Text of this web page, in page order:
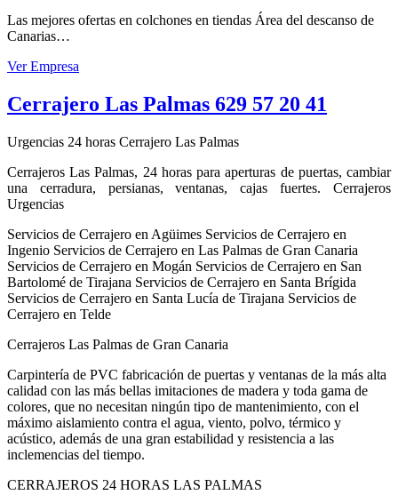
Las mejores ofertas en colchones en tiendas Área del descanso de
Canarias…
Ver Empresa
Cerrajero Las Palmas 629 57 20 41
Urgencias 24 horas Cerrajero Las Palmas
Cerrajeros Las Palmas, 24 horas para aperturas de puertas, cambiar
una cerradura, persianas, ventanas, cajas fuertes. Cerrajeros
Urgencias
Servicios de Cerrajero en Agüimes Servicios de Cerrajero en
Ingenio Servicios de Cerrajero en Las Palmas de Gran Canaria
Servicios de Cerrajero en Mogán Servicios de Cerrajero en San
Bartolomé de Tirajana Servicios de Cerrajero en Santa Brígida
Servicios de Cerrajero en Santa Lucía de Tirajana Servicios de
Cerrajero en Telde
Cerrajeros Las Palmas de Gran Canaria
Carpintería de PVC fabricación de puertas y ventanas de la más alta
calidad con las más bellas imitaciones de madera y toda gama de
colores, que no necesitan ningún tipo de mantenimiento, con el
máximo aislamiento contra el agua, viento, polvo, térmico y
acústico, además de una gran estabilidad y resistencia a las
inclemencias del tiempo.
CERRAJEROS 24 HORAS LAS PALMAS